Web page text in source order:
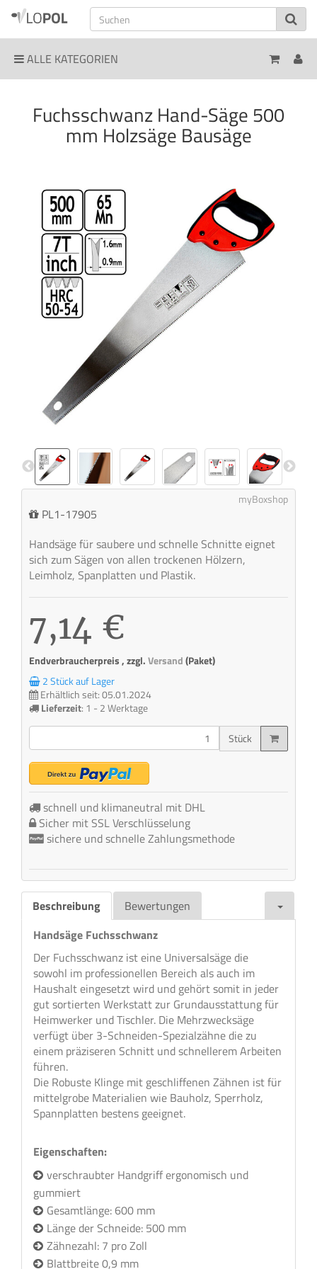
ALLE KATEGORIEN
Fuchsschwanz Hand-Säge 500
mm Holzsäge Bausäge
myBoxshop
PL1-17905
Handsäge für saubere und schnelle Schnitte eignet
sich zum Sägen von allen trockenen Hölzern,
Leimholz, Spanplatten und Plastik.
7,14 €
Endverbraucherpreis , zzgl.Versand(Paket)
2 Stück auf Lager
Erhältlich seit: 05.01.2024
Lieferzeit: 1 - 2 Werktage
Stück
schnell und klimaneutral mit DHL
Sicher mit SSL Verschlüsselung
sichere und schnelle Zahlungsmethode
Beschreibung
Bewertungen
Handsäge Fuchsschwanz
Der Fuchsschwanz ist eine Universalsäge die
sowohl im professionellen Bereich als auch im
Haushalt eingesetzt wird und gehört somit in jeder
gut sortierten Werkstatt zur Grundausstattung für
Heimwerker und Tischler. Die Mehrzwecksäge
verfügt über 3-Schneiden-Spezialzähne die zu
einem präziseren Schnitt und schnellerem Arbeiten
führen.
Die Robuste Klinge mit geschliffenen Zähnen ist für
mittelgrobe Materialien wie Bauholz, Sperrholz,
Spannplatten bestens geeignet.
Eigenschaften:
verschraubter Handgriff ergonomisch und
gummiert
Gesamtlänge: 600 mm
Länge der Schneide: 500 mm
Zähnezahl: 7 pro Zoll
Blattbreite 0,9 mm